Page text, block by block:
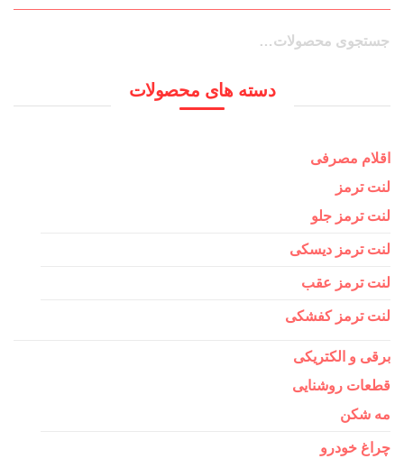
جستجو
جستجو
دسته های محصولات
اقلام مصرفی
لنت ترمز
لنت ترمز جلو
لنت ترمز دیسکی
لنت ترمز عقب
لنت ترمز کفشکی
برقی و الکتریکی
قطعات روشنایی
مه شکن
چراغ خودرو